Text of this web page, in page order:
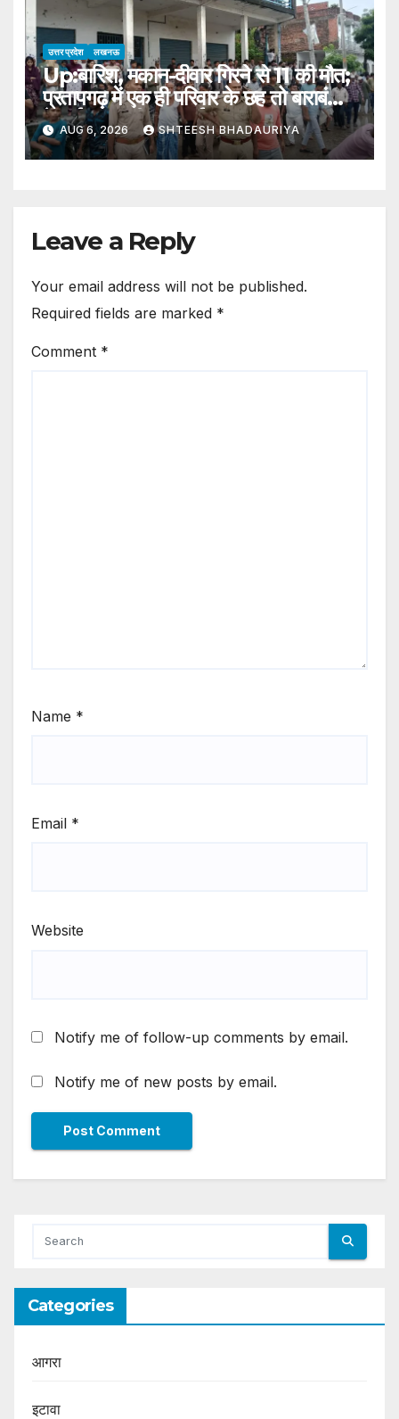
उत्तर प्रदेश लखनऊ
Up:बारिश, मकान-दीवार गिरने से 11 की मौत;
प्रतापगढ़ में एक ही परिवार के छह तो बाराबंकी
में भाई-बहन की जान गई – 11 Killed In
House And Wall Collapses
Amid Rains In Up
AUG 6, 2026 SHTEESH BHADAURIYA
Leave a Reply
Your email address will not be published.
Required fields are marked *
Comment *
Name *
Email *
Website
Notify me of follow-up comments by email.
Notify me of new posts by email.
Categories
आगरा
इटावा